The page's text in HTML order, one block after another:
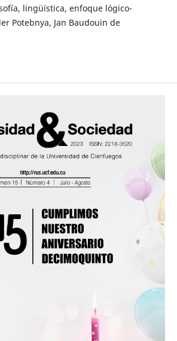
lingüística, enfoque lógico-
Potebnya, Jan Baudouin de